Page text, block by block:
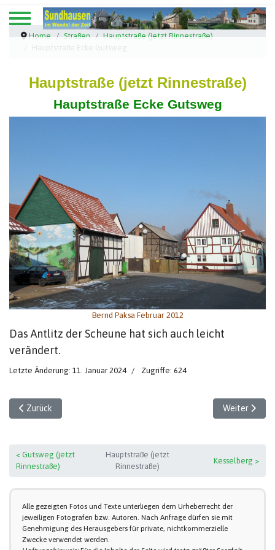
Home Straßen
Hauptstraße (jetzt Rinnestraße)
Hauptstraße (jetzt Rinnestraße)
Hauptstraße Ecke Gutsweg
Bernd Paksa Februar 2012
Das Antlitz der Scheune hat sich auch leicht
verändert.
Letzte Änderung: 11. Januar 2024 Zugriffe: 624
Vorheriger Beitrag: Hauptstraße (1)
Zurück Nächster
Weiter
< Gutsweg (jetzt
Rinnestraße)
Hauptstraße (jetzt
Rinnestraße)
Kesselberg >
Alle gezeigten Fotos und Texte unterliegen dem Urheberrecht der
jeweiligen Fotografen bzw. Autoren. Nach Anfrage dürfen sie mit
Genehmigung des Herausgebers für private, nichtkommerzielle
Zwecke verwendet werden.